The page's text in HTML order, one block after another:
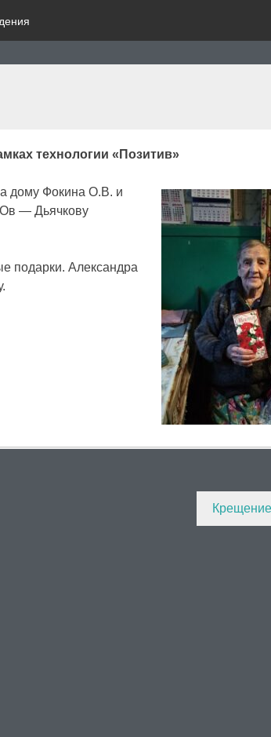
технологии «Позитив»
дому Фокина О.В. и
— Дьячкову
подарки. Александра